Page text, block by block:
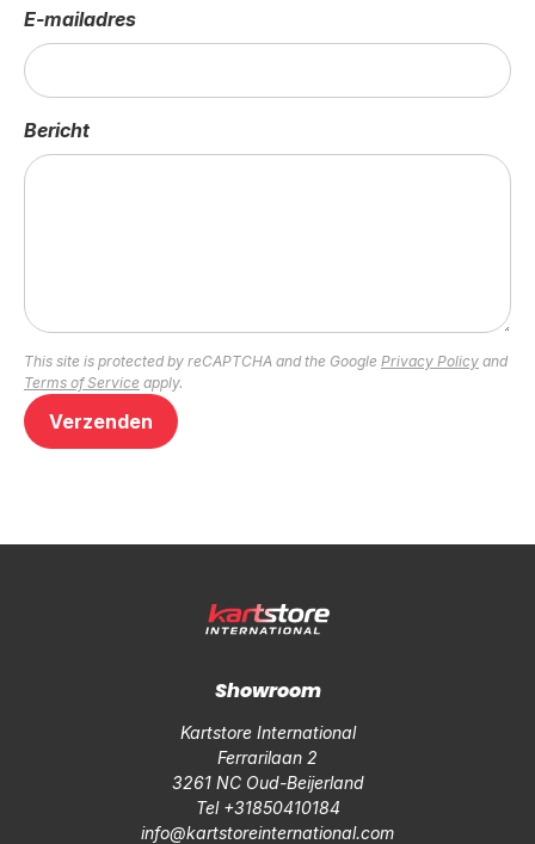
E-mailadres
Bericht
This site is protected by reCAPTCHA and the Google Privacy Policy and
Terms of Service apply.
Verzenden
Showroom
Kartstore International
Ferrarilaan 2
3261 NC Oud-Beijerland
Tel +31850410184
info@kartstoreinternational.com